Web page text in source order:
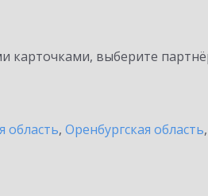
карточками, выберите
область, Оренбургская область,